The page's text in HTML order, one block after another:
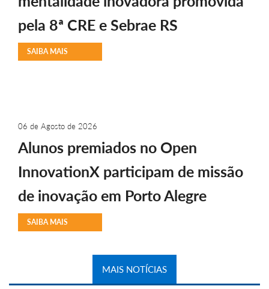
pela 8ª CRE e Sebrae RS
SAIBA MAIS
06 de Agosto de 2026
Alunos premiados no Open
InnovationX participam de missão
de inovação em Porto Alegre
SAIBA MAIS
MAIS NOTÍCIAS